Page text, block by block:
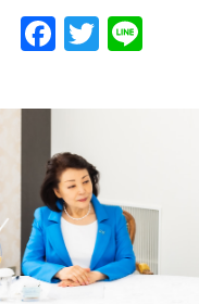
F
a
c
e
b
o
o
k
T
w